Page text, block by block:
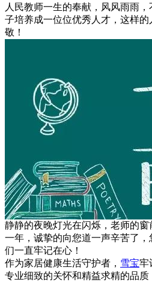
人民教师一生的奉献，风风雨雨
子培养成一位位优秀人才，这样
敬！
静静的夜晚灯光在闪烁，老师的
一年，诚挚的向您道一声辛苦了
们一直牢记在心！
作为家居健康生活守护者， 雪宝牢
专业细致的关怀和精益求精的品